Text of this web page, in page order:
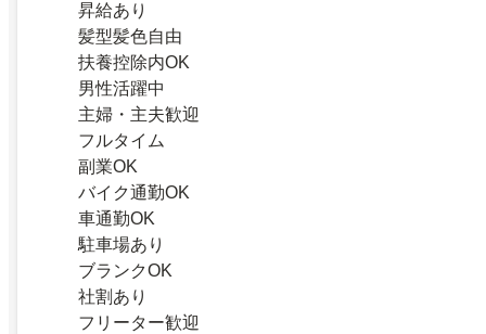
昇給あり
髪型髪色自由
扶養控除内OK
男性活躍中
主婦・主夫歓迎
フルタイム
副業OK
バイク通勤OK
車通勤OK
駐車場あり
ブランクOK
社割あり
フリーター歓迎